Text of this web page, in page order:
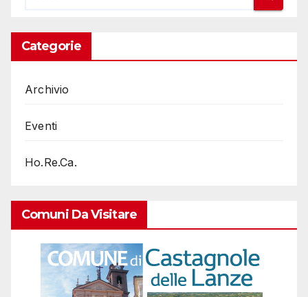
Categorie
Archivio
Eventi
Ho.Re.Ca.
Comuni Da Visitare